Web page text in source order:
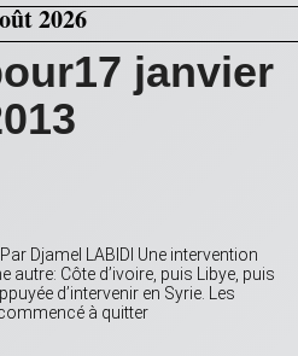
2026
janvier
LABIDI Une intervention
Côte d’ivoire, puis Libye, puis
d’intervenir en Syrie. Les
à quitter